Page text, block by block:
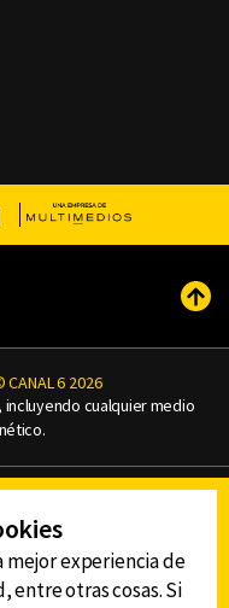
CANAL 6 2026
cualquier medio
mejor experiencia de
entre otras cosas. Si